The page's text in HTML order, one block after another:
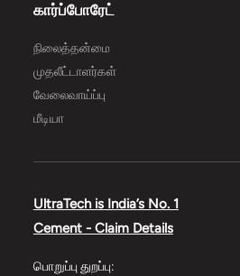
கார்ப்போரேட்
நிலைத்தன்மை
முதலீட்டாளர்கள்
வேலைவாய்ப்பு
மீடியா
UltraTech is India’s No. 1
Cement - Claim Details
பொறுப்பு துறப்பு: